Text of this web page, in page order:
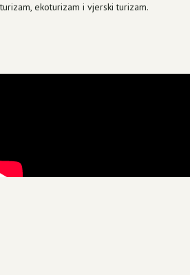
turizam, ekoturizam i vjerski turizam.